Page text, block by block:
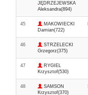
JĘDRZEJEWSKA
Aleksandra(894)
45
MAKOWIECKI
Damian(722)
46
STRZELECKI
Grzegorz(375)
47
RYGIEL
Krzysztof(530)
48
SAMSON
Krzysztof(370)